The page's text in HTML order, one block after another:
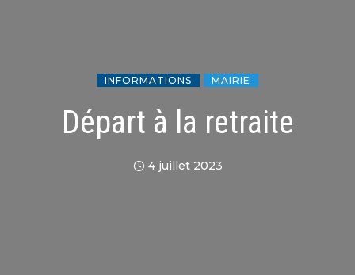
INFORMATIONS MAIRIE
Départ à la retraite
4 juillet 2023